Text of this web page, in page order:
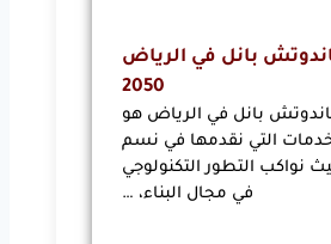
بانل في الرياض
2050
بانل في الرياض هو
التي نقدمها في نسم
نواكب التطور التكنولوجي
في مجال البناء، …